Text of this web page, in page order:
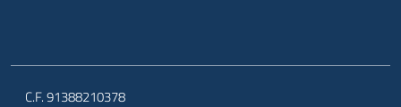
C.F. 91388210378